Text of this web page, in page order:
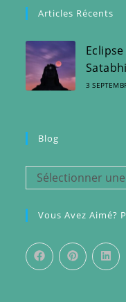
Articles Récents
3
Blog
BlogSélectionner
Vous Avez Aimé?